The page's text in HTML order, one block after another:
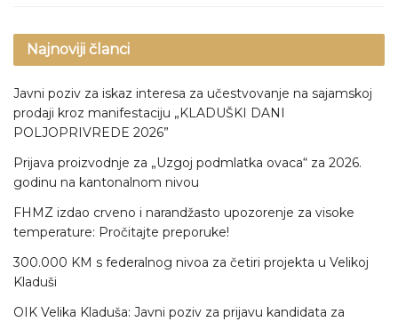
Najnoviji članci
Javni poziv za iskaz interesa za učestvovanje na sajamskoj
prodaji kroz manifestaciju „KLADUŠKI DANI
POLJOPRIVREDE 2026”
Prijava proizvodnje za „Uzgoj podmlatka ovaca“ za 2026.
godinu na kantonalnom nivou
FHMZ izdao crveno i narandžasto upozorenje za visoke
temperature: Pročitajte preporuke!
300.000 KM s federalnog nivoa za četiri projekta u Velikoj
Kladuši
OIK Velika Kladuša: Javni poziv za prijavu kandidata za